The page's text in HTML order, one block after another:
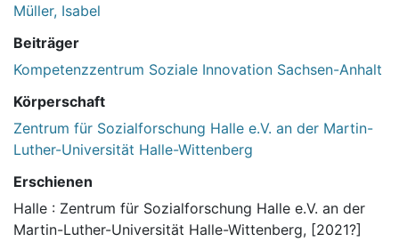
Müller, Isabel
Beiträger
Kompetenzzentrum Soziale Innovation Sachsen-Anhalt
Körperschaft
Zentrum für Sozialforschung Halle e.V. an der Martin-
Luther-Universität Halle-Wittenberg
Erschienen
Halle : Zentrum für Sozialforschung Halle e.V. an der
Martin-Luther-Universität Halle-Wittenberg, [2021?]